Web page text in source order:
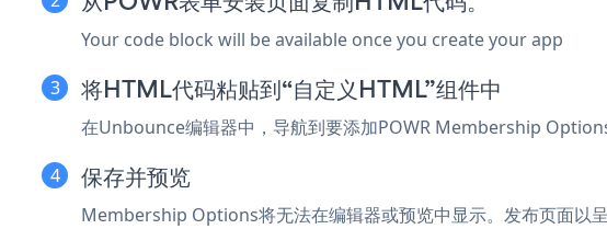
Your code block will be available once you create your app
将HTML代码粘贴到“自定义HTML”组件中
在Unbounce编辑器中，导航到要添加POWR Membership
保存并预览
Membership Options将无法在编辑器或预览中显示。发布页面以